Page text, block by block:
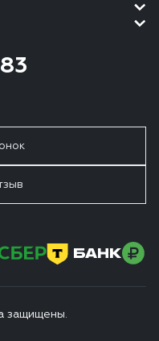
защищены.